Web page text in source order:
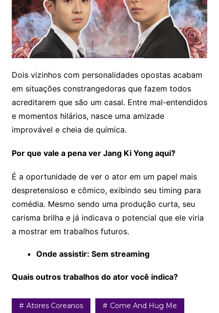
Dois vizinhos com personalidades opostas acabam
em situações constrangedoras que fazem todos
acreditarem que são um casal. Entre mal-entendidos
e momentos hilários, nasce uma amizade
improvável e cheia de química.
Por que vale a pena ver Jang Ki Yong aqui?
É a oportunidade de ver o ator em um papel mais
despretensioso e cômico, exibindo seu timing para
comédia. Mesmo sendo uma produção curta, seu
carisma brilha e já indicava o potencial que ele viria
a mostrar em trabalhos futuros.
Onde assistir: Sem streaming
Quais outros trabalhos do ator você indica?
Atores Coreanos Come And Hug Me